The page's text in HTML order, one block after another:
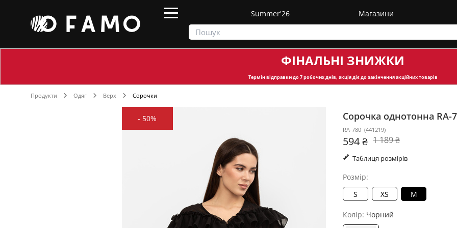
Summer'26 Магазини
ФІНАЛЬНІ ЗНИЖКИ
Термін відправкидо 7 робочих днів, акція діє до закінчення акційних товарів
Продукти Одяг Верх Сорочки
- 50% Сорочка однотонна RA-
RA-780 (441219)
594 ₴ 1 189 ₴
Таблиця розмірів
Розмір:
S
XS M
Колір: Чорний